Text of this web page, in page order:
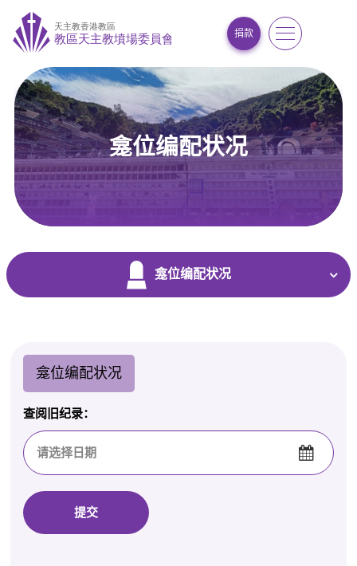
捐款
龛位编配状况
龛位编配状况
龛位编配状况
查阅旧纪录：
提交